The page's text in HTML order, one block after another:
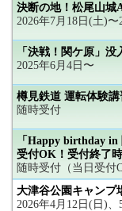
決断の地！松尾山城
2026年7月18日(土)〜
「決戦！関ケ原」
2025年6月4日〜
樽見鉄道 運転体験講
随時受付
「Happy birthday
受付OK！受付終了時
随時受付（当日受付
大津谷公園キャンプ
2026年4月12日(日)